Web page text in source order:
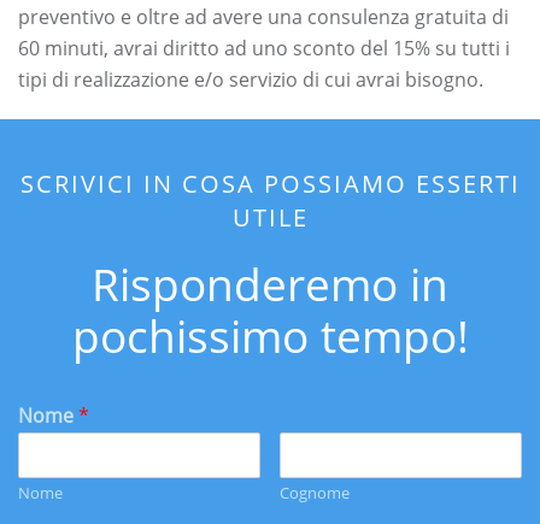
preventivo e oltre ad avere una consulenza gratuita di
60 minuti, avrai diritto ad uno sconto del 15% su tutti i
tipi di realizzazione e/o servizio di cui avrai bisogno.
SCRIVICI IN COSA POSSIAMO ESSERTI
UTILE
Risponderemo in
pochissimo tempo!
Nome*
Nome Cognome